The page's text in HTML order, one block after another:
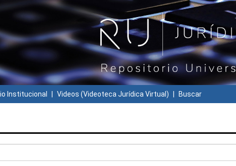
Institucional Videos (Videoteca Jurídica Virtual) Buscar